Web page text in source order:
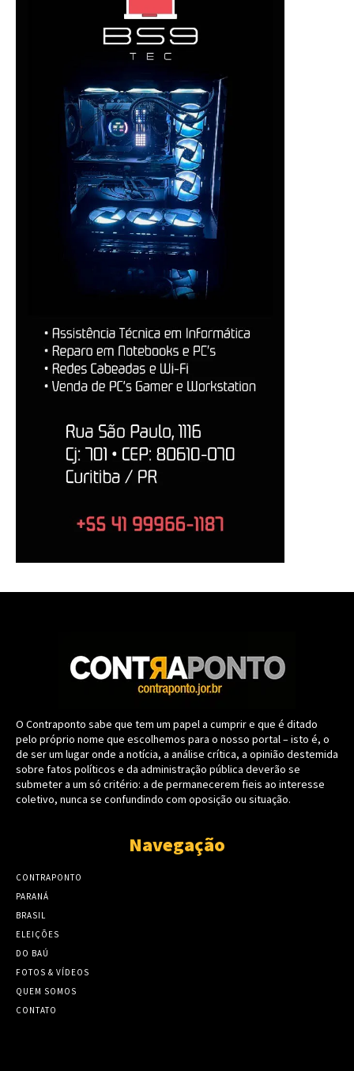
O Contraponto sabe que tem um papel a cumprir e que é ditado
pelo próprio nome que escolhemos para o nosso portal – isto é, o
de ser um lugar onde a notícia, a análise crítica, a opinião destemida
sobre fatos políticos e da administração pública deverão se
submeter a um só critério: a de permanecerem fieis ao interesse
coletivo, nunca se confundindo com oposição ou situação.
Navegação
CONTRAPONTO
PARANÁ
BRASIL
ELEIÇÕES
DO BAÚ
FOTOS & VÍDEOS
QUEM SOMOS
CONTATO